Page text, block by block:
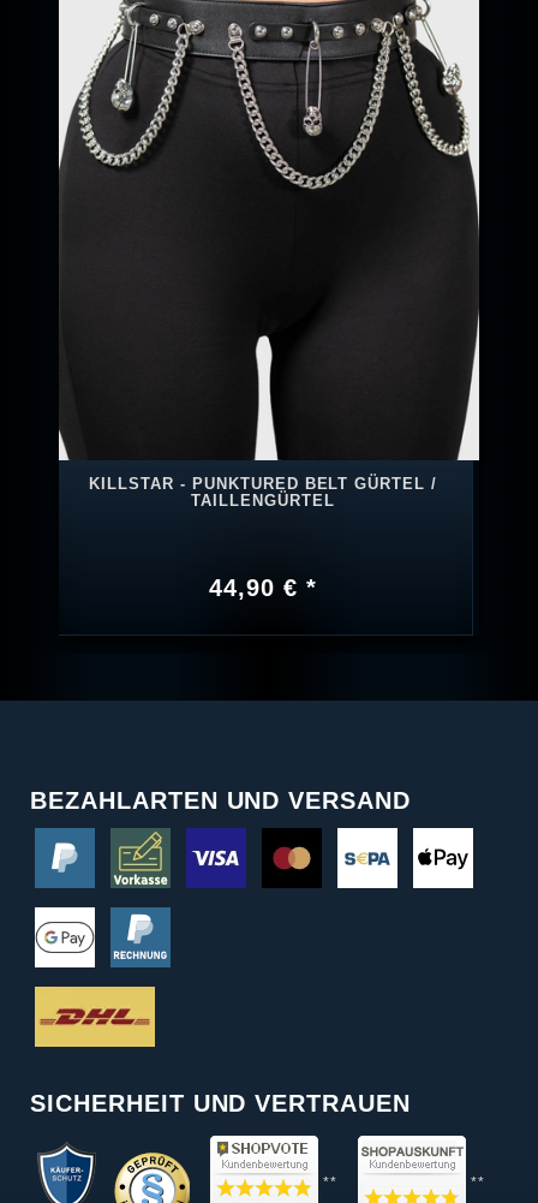
KILLSTAR - PUNKTURED BELT GÜRTEL /
TAILLENGÜRTEL
44,90 € *
BEZAHLARTEN UND VERSAND
SICHERHEIT UND VERTRAUEN
** **